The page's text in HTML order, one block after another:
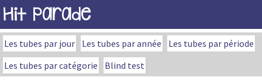
Hit Parade
Les tubes par jour Les tubes par année
Les tubes par période
Les tubes par catégorie
Blind test